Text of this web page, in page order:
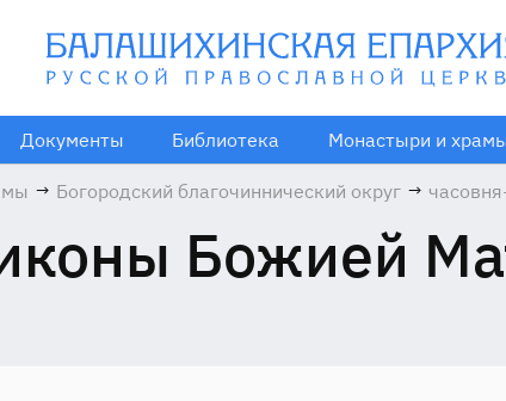
Документы Библиотека Монастыри и
→ Богородский благочиннический округ →
Матери
Божией